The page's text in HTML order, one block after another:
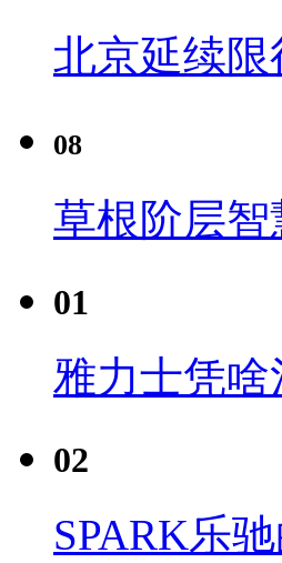
北京延续
08
草根阶层智
01
雅力士凭啥
02
SPARK乐